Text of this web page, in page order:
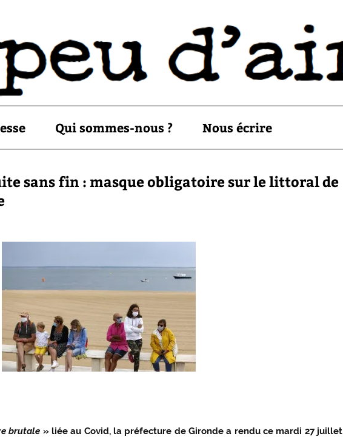
Qui sommes-nous ? Nous écrire
sans fin : masque obligatoire sur le littoral de
brutale » liée au Covid, la préfecture de Gironde a rendu ce mardi 27 juillet